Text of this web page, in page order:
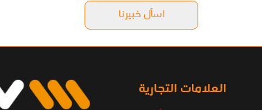
اسأل خبيرنا
العلامات التجارية